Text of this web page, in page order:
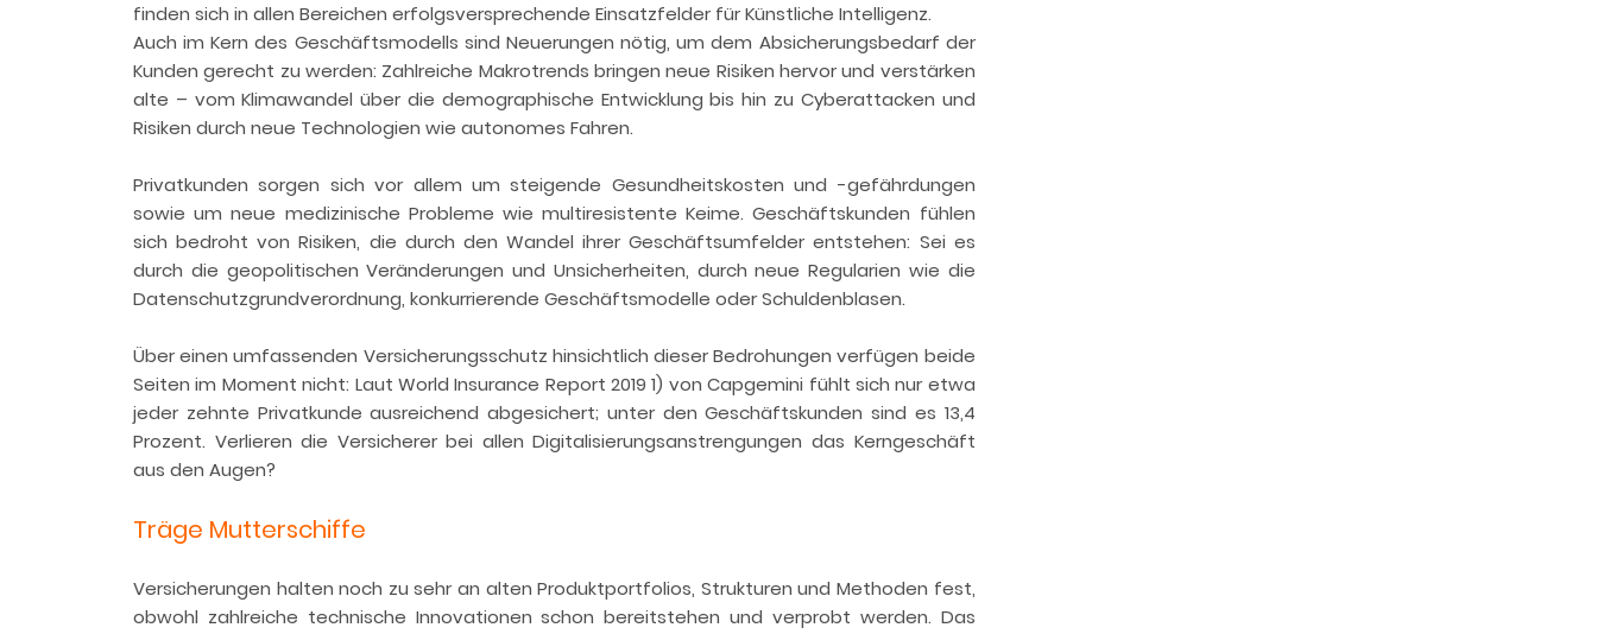
finden sich in allen Bereichen erfolgsversprechende Einsatzfelder für Künstliche Intelligenz.
Auch im Kern des Geschäftsmodells sind Neuerungen nötig, um dem Absicherungsbedarf der
Kunden gerecht zu werden: Zahlreiche Makrotrends bringen neue Risiken hervor und verstärken
alte – vom Klimawandel über die demographische Entwicklung bis hin zu Cyberattacken und
Risiken durch neue Technologien wie autonomes Fahren.
Privatkunden sorgen sich vor allem um steigende Gesundheitskosten und -gefährdungen
sowie um neue medizinische Probleme wie multiresistente Keime. Geschäftskunden fühlen
sich bedroht von Risiken, die durch den Wandel ihrer Geschäftsumfelder entstehen: Sei es
durch die geopolitischen Veränderungen und Unsicherheiten, durch neue Regularien wie die
Datenschutzgrundverordnung, konkurrierende Geschäftsmodelle oder Schuldenblasen.
Über einen umfassenden Versicherungsschutz hinsichtlich dieser Bedrohungen verfügen beide
Seiten im Moment nicht: Laut World Insurance Report 2019 1) von Capgemini fühlt sich nur etwa
jeder zehnte Privatkunde ausreichend abgesichert; unter den Geschäftskunden sind es 13,4
Prozent. Verlieren die Versicherer bei allen Digitalisierungsanstrengungen das Kerngeschäft
aus den Augen?
Träge Mutterschiffe
Versicherungen halten noch zu sehr an alten Produktportfolios, Strukturen und Methoden fest,
obwohl zahlreiche technische Innovationen schon bereitstehen und verprobt werden. Das